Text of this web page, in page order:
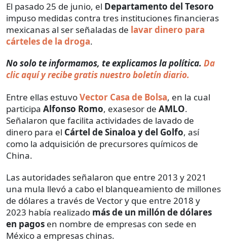
El pasado 25 de junio, el Departamento del Tesoro
impuso medidas contra tres instituciones financieras
mexicanas al ser señaladas de lavar dinero para
cárteles de la droga.
No solo te informamos, te explicamos la política. Da
clic aquí y recibe gratis nuestro boletín diario.
Entre ellas estuvoVector Casa de Bolsa, en la cual
participa Alfonso Romo, exasesor de AMLO.
Señalaron que facilita actividades de lavado de
dinero para el Cártel de Sinaloa y del Golfo, así
como la adquisición de precursores químicos de
China.
Las autoridades señalaron que entre 2013 y 2021
una mula llevó a cabo el blanqueamiento de millones
de dólares a través de Vector y que entre 2018 y
2023 había realizado más de un millón de dólares
en pagos en nombre de empresas con sede en
México a empresas chinas.